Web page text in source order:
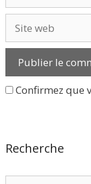
web
Confirmez que
Recherche